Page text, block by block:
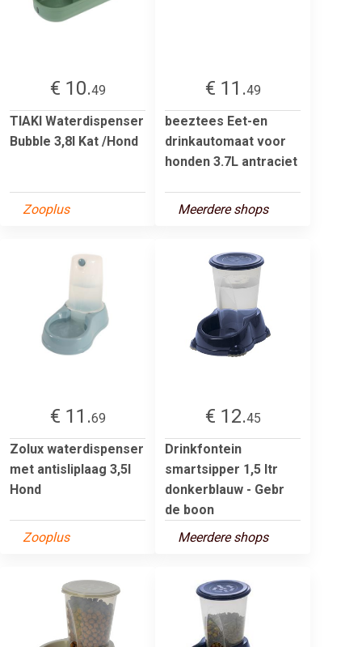
€ 10.49
TIAKI Waterdispenser
Bubble 3,8l Kat /Hond
Zooplus
€ 11.49
beeztees Eet-en
drinkautomaat voor
honden 3.7L antraciet
Meerdere shops
€ 11.69
Zolux waterdispenser
met antisliplaag 3,5l
Hond
Zooplus
€ 12.45
Drinkfontein
smartsipper 1,5 ltr
donkerblauw - Gebr
de boon
Meerdere shops